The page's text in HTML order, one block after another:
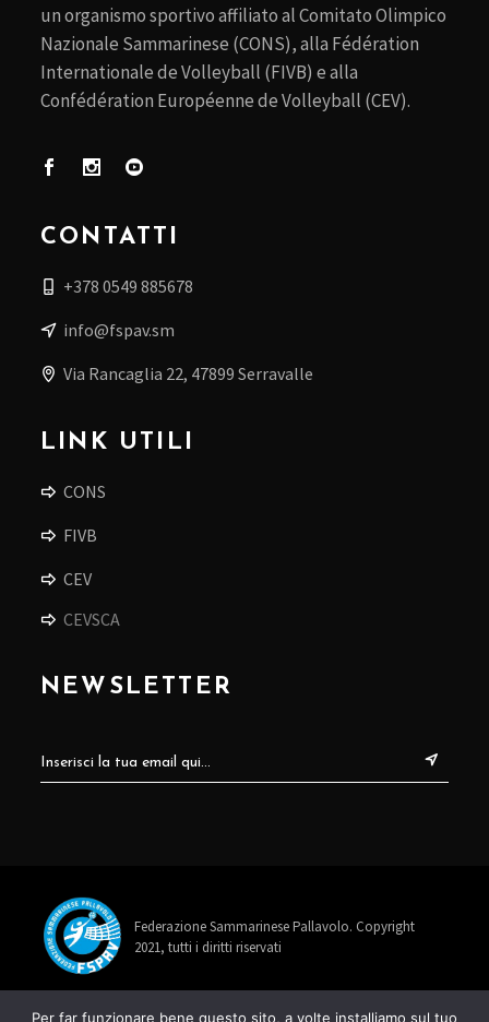
un organismo sportivo affiliato al Comitato Olimpico
Nazionale Sammarinese (CONS), alla Fédération
Internationale de Volleyball (FIVB) e alla
Confédération Européenne de Volleyball (CEV).
CONTATTI
+378 0549 885678
info@fspav.sm
Via Rancaglia 22, 47899 Serravalle
LINK UTILI
CONS
FIVB
CEV
CEVSCA
NEWSLETTER
Federazione Sammarinese Pallavolo. Copyright
2021, tutti i diritti riservati
Per far funzionare bene questo sito, a volte installiamo sul tuo